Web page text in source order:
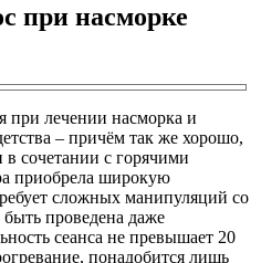
при насморке
при лечении насморка и
– причём так же хорошо,
сочетании с горячими
приобрела широкую
сложных манипуляций со
проведена даже
сеанса не превышает 20
понадобится лишь